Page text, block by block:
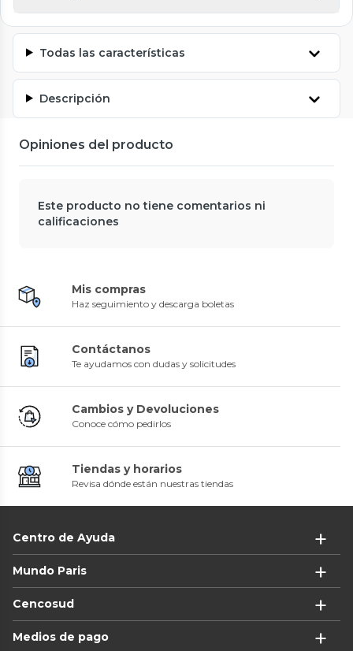
Todas las características
Descripción
Opiniones del producto
Este producto no tiene comentarios ni
calificaciones
Mis compras
Haz seguimiento y descarga boletas
Contáctanos
Te ayudamos con dudas y solicitudes
Cambios y Devoluciones
Conoce cómo pedirlos
Tiendas y horarios
Revisa dónde están nuestras tiendas
Centro de Ayuda
Mundo Paris
Cencosud
Medios de pago